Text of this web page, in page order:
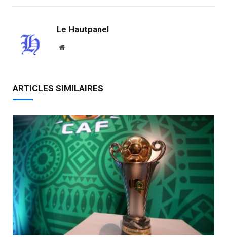
Le Hautpanel
Website
ARTICLES SIMILAIRES